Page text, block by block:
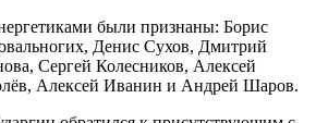
были признаны: Борис
Денис Сухов, Дмитрий
Сергей Колесников, Алексей
Алексей Иванин и Андрей Шаров.